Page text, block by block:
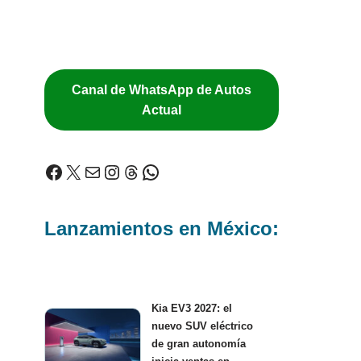
Canal de WhatsApp de Autos
Actual
Lanzamientos en México:
Kia EV3 2027: el
nuevo SUV eléctrico
de gran autonomía